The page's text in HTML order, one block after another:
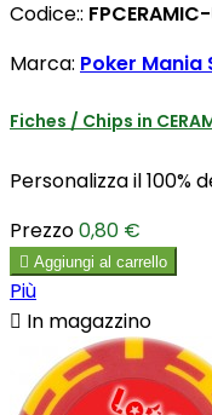
Codice::
Marca: Poker Mania
Fiches / Chips in
Personalizza il 100%
Prezzo0,80 €
 Aggiungi al carrello
Più
 In magazzino